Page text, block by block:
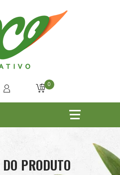
0
PRODUTO